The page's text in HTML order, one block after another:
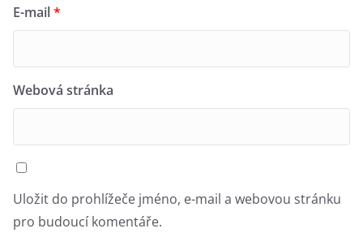
E-mail*
Webová stránka
Uložit do prohlížeče jméno, e-mail a webovou stránku
pro budoucí komentáře.